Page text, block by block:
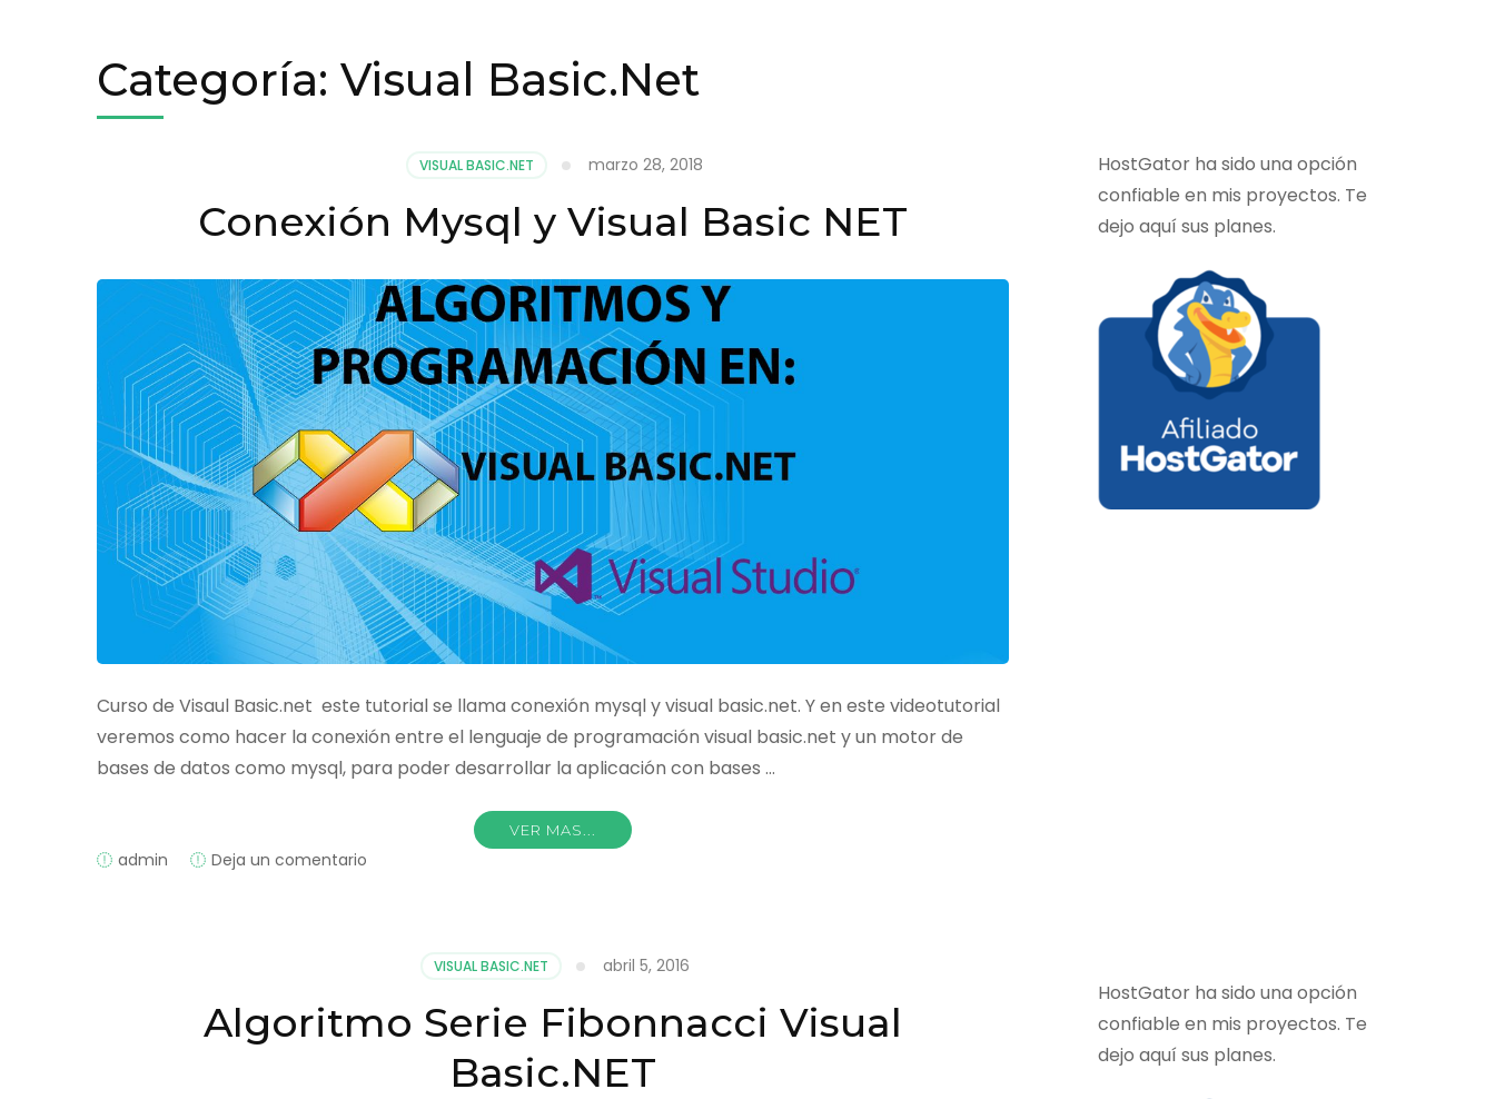
Categoría: Visual Basic.Net
VISUAL BASIC.NET marzo 28, 2018
Conexión Mysql y Visual Basic NET
Curso de Visaul Basic.net este tutorial se llama conexión mysql y visual basic.net. Y en este videotutorial
veremos como hacer la conexión entre el lenguaje de programación visual basic.net y un motor de
bases de datos como mysql, para poder desarrollar la aplicación con bases …
VER MAS...
admin Deja un comentario
VISUAL BASIC.NET abril 5, 2016
Algoritmo Serie Fibonnacci Visual
Basic.NET
HostGator ha sido una opción
confiable en mis proyectos. Te
dejo aquí sus planes.
HostGator ha sido una opción
confiable en mis proyectos. Te
dejo aquí sus planes.